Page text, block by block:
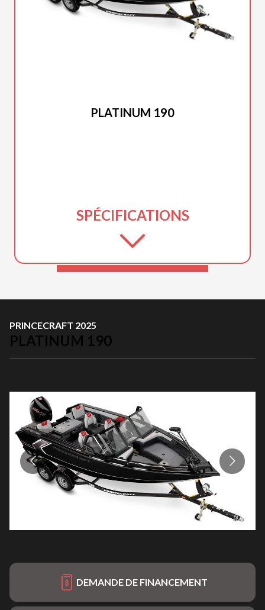
PLATINUM 190
SPÉCIFICATIONS
PRINCECRAFT 2025
PLATINUM 190
DEMANDE DE FINANCEMENT